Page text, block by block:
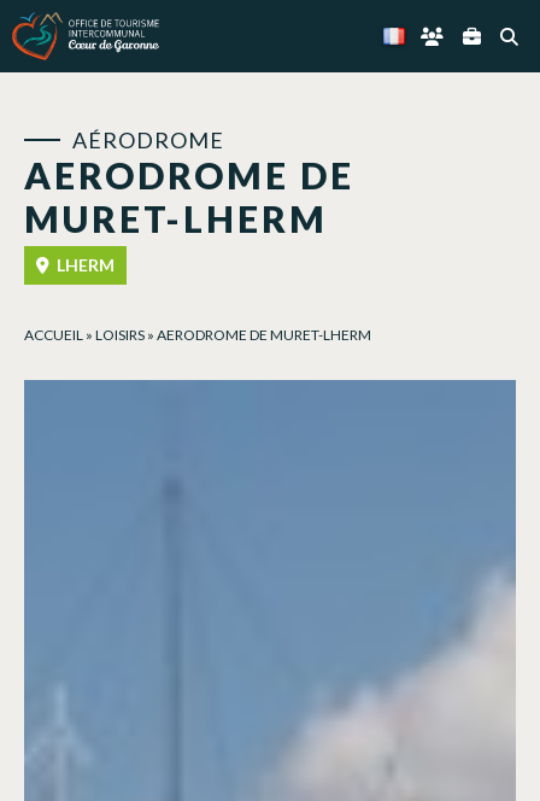
AERODROME DE
MURET-LHERM
AÉRODROME
LHERM
ACCUEIL » LOISIRS » AERODROME DE MURET-LHERM
Panneau de gestion des cookies